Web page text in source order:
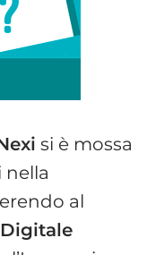
si è mossa
nella
al